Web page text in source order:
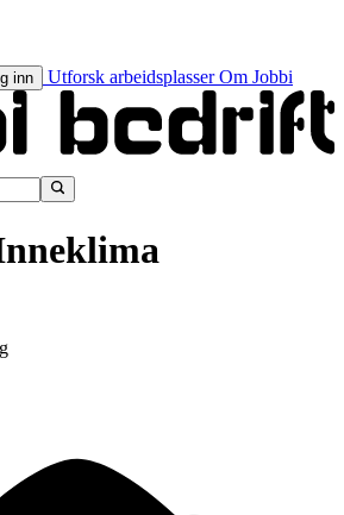
inn Utforsk arbeidsplasserOm Jobbi